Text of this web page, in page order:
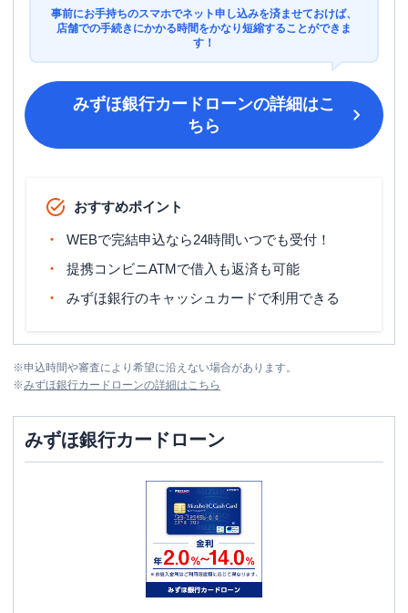
事前にお手持ちのスマホでネット申し込みを済ませておけば、
店舗での手続きにかかる時間をかなり短縮することができま
す！
みずほ銀行カードローンの詳細はこ
ちら
おすすめポイント
WEBで完結申込なら24時間いつでも受付！
提携コンビニATMで借入も返済も可能
みずほ銀行のキャッシュカードで利用できる
※申込時間や審査により希望に沿えない場合があります。
※みずほ銀行カードローンの詳細はこちら
みずほ銀行カードローン